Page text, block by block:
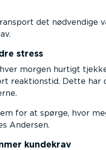
det
stress
morgen hurtigt
reaktionstid. Dette har
for at spørge, hvor
Andersen.
kundekrav